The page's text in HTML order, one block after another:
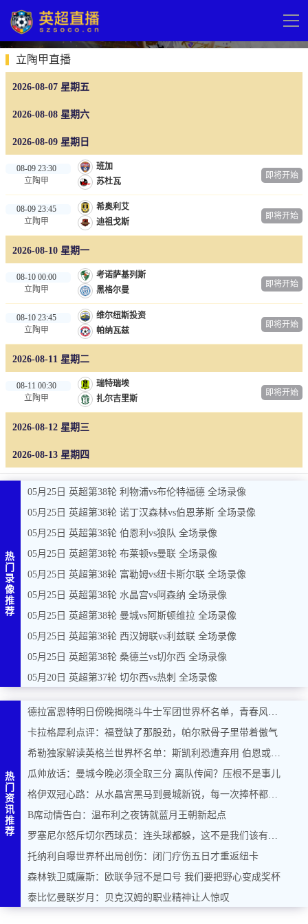
导
网站首页
英超直播
英超
德甲
法甲
西甲
意甲
中超
篮球直播
英超录像
立陶甲直播
2026-08-07 星期五
2026-08-08 星期六
2026-08-09 星期日
08-09 23:30
立陶甲
班加
苏杜瓦
即将开始
08-09 23:45
立陶甲
希奥利艾
迪祖戈斯
即将开始
2026-08-10 星期一
08-10 00:00
立陶甲
考诺萨基列斯
黑格尔曼
即将开始
08-10 23:45
立陶甲
维尔纽斯投资
帕纳瓦兹
即将开始
2026-08-11 星期二
08-11 00:30
立陶甲
瑞特瑞埃
扎尔吉里斯
即将开始
2026-08-12 星期三
2026-08-13 星期四
热
门
录
像
推
荐
05月25日 英超第38轮 利物浦vs布伦特福德 全场录像
05月25日 英超第38轮 诺丁汉森林vs伯恩茅斯 全场录像
05月25日 英超第38轮 伯恩利vs狼队 全场录像
05月25日 英超第38轮 布莱顿vs曼联 全场录像
05月25日 英超第38轮 富勒姆vs纽卡斯尔联 全场录像
05月25日 英超第38轮 水晶宫vs阿森纳 全场录像
05月25日 英超第38轮 曼城vs阿斯顿维拉 全场录像
05月25日 英超第38轮 西汉姆联vs利兹联 全场录像
05月25日 英超第38轮 桑德兰vs切尔西 全场录像
05月20日 英超第37轮 切尔西vs热刺 全场录像
热
门
资
讯
推
荐
德拉富恩特明日傍晚揭晓斗牛士军团世界杯名单，青春风暴能否席卷美加墨？
卡拉格犀利点评：福登缺了那股劲，帕尔默骨子里带着傲气
希勒独家解读英格兰世界杯名单：斯凯利恐遭弃用 伯恩或力压马奎尔入围
瓜帅放话：曼城今晚必须全取三分 离队传闻？压根不是事儿
格伊双冠心路：从水晶宫黑马到曼城新锐，每一次捧杯都是奇迹
B席动情告白：温布利之夜铸就蓝月王朝新起点
罗塞尼尔怒斥切尔西球员：连头球都躲，这不是我们该有的样子
托纳利自曝世界杯出局创伤：闭门疗伤五日才重返纽卡
森林铁卫威廉斯：欧联争冠不是口号 我们要把野心变成奖杯
泰比忆曼联岁月：贝克汉姆的职业精神让人惊叹